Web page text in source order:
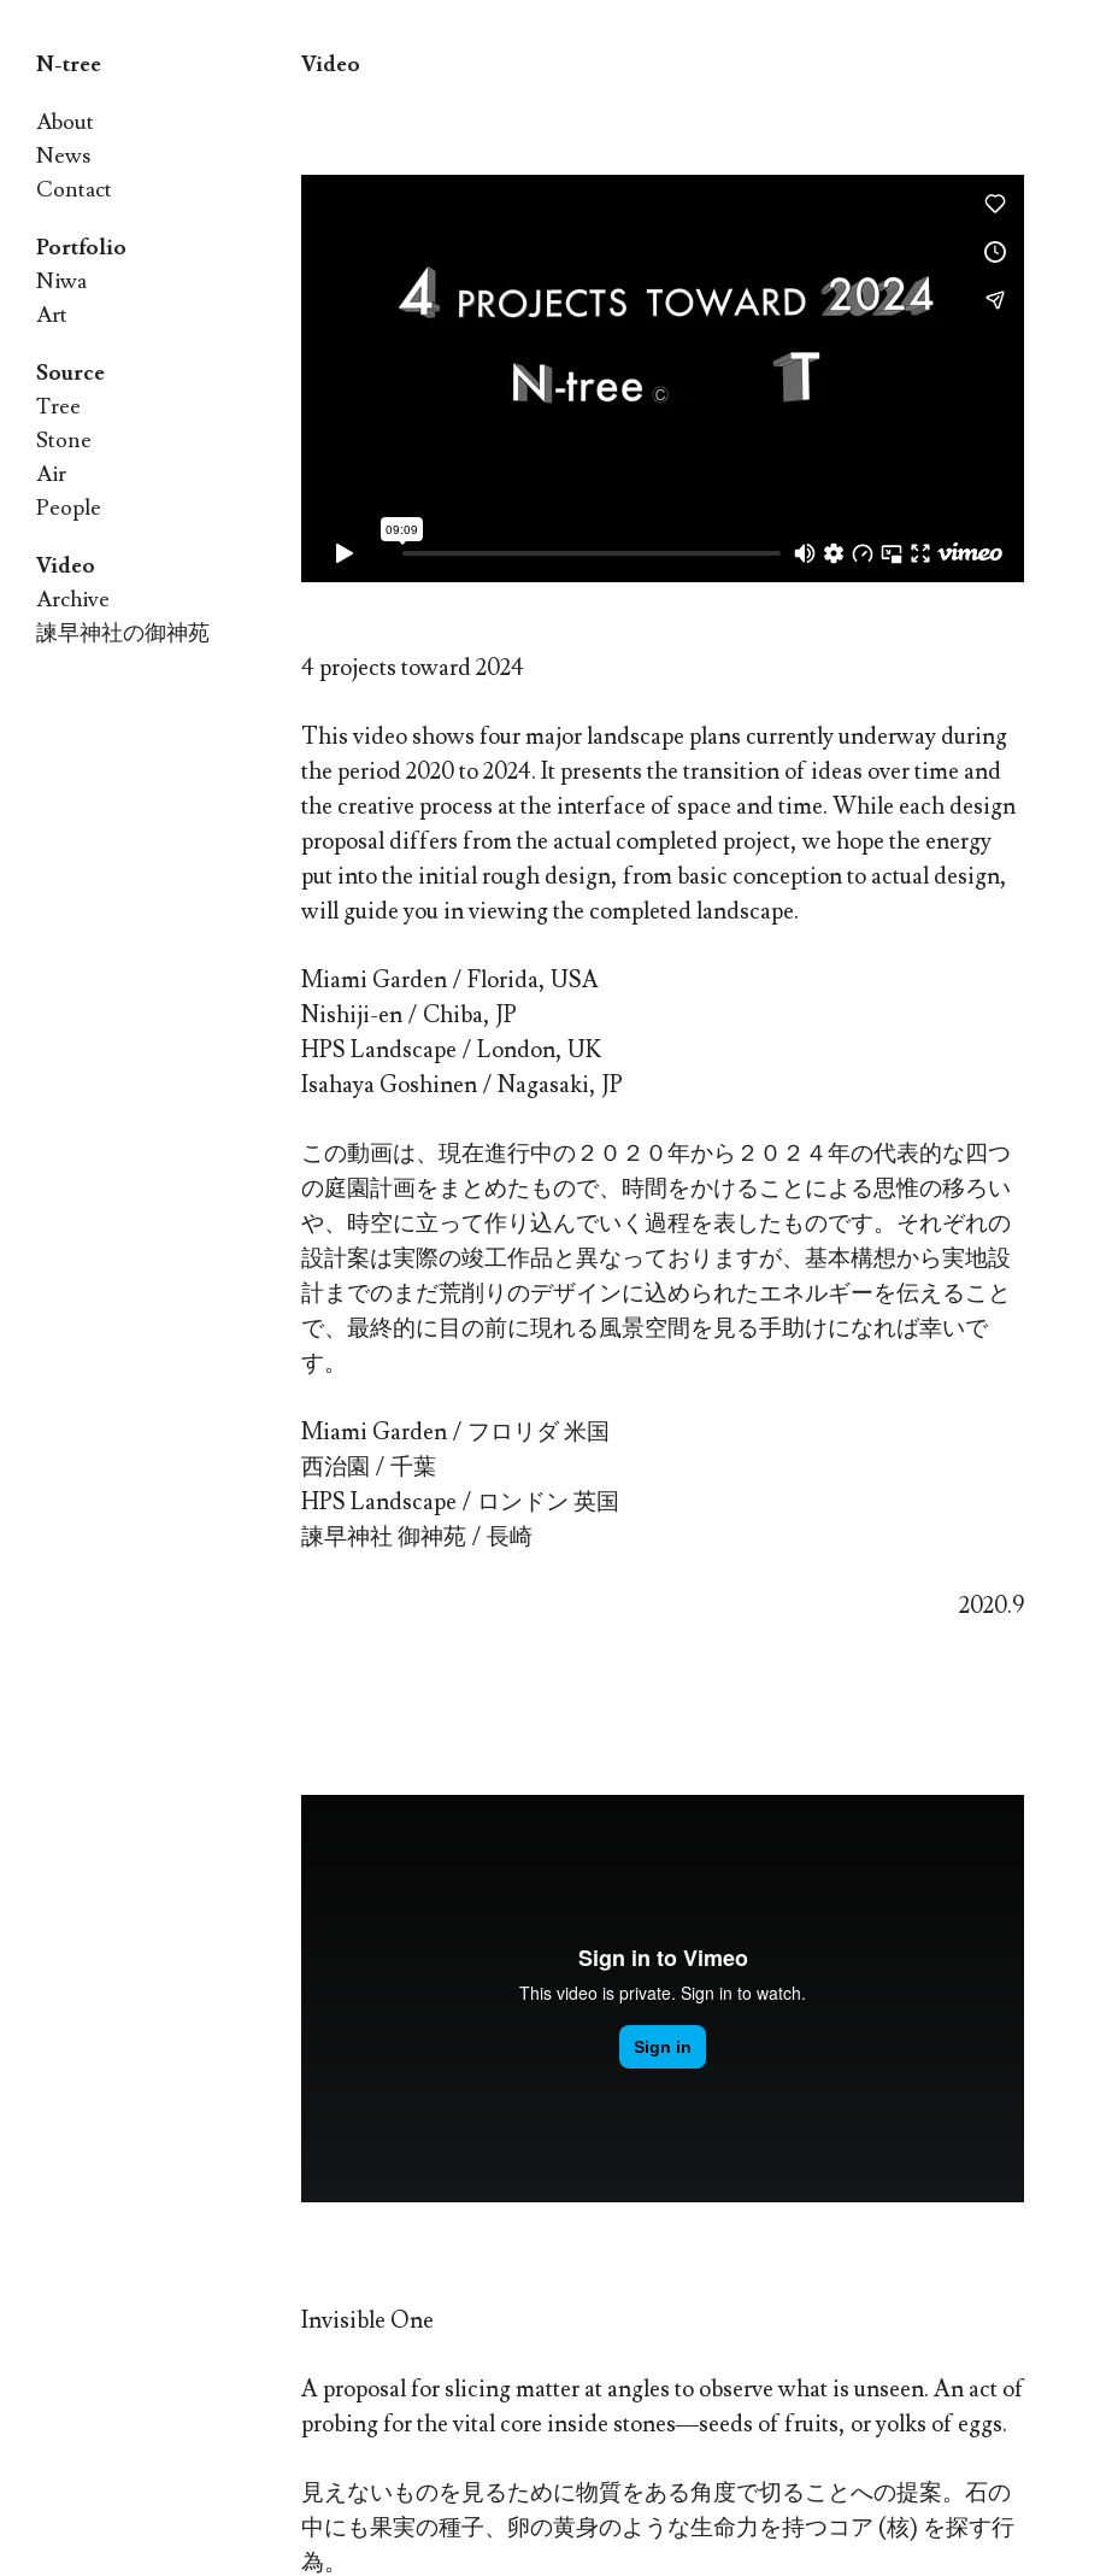
N-tree
Skip
to
content
About
News
Contact
Portfolio
Niwa
Art
Source
Tree
Stone
Air
People
Video
Archive
諫早神社の御神苑
Video
4 projects toward 2024
This video shows four major landscape plans currently underway during
the period 2020 to 2024. It presents the transition of ideas over time and
the creative process at the interface of space and time. While each design
proposal differs from the actual completed project, we hope the energy
put into the initial rough design, from basic conception to actual design,
will guide you in viewing the completed landscape.
Miami Garden / Florida, USA
Nishiji-en / Chiba, JP
HPS Landscape / London, UK
Isahaya Goshinen / Nagasaki, JP
この動画は、現在進行中の２０２０年から２０２４年の代表的な四つ
の庭園計画をまとめたもので、時間をかけることによる思惟の移ろい
や、時空に立って作り込んでいく過程を表したものです。それぞれの
設計案は実際の竣工作品と異なっておりますが、基本構想から実地設
計までのまだ荒削りのデザインに込められたエネルギーを伝えること
で、最終的に目の前に現れる風景空間を見る手助けになれば幸いで
す。
Miami Garden / フロリダ 米国
西治園 / 千葉
HPS Landscape / ロンドン 英国
諫早神社 御神苑 / 長崎
2020.9
Invisible One
A proposal for slicing matter at angles to observe what is unseen. An act of
probing for the vital core inside stones—seeds of fruits, or yolks of eggs.
見えないものを見るために物質をある角度で切ることへの提案。石の
中にも果実の種子、卵の黄身のような生命力を持つコア (核) を探す行
為。